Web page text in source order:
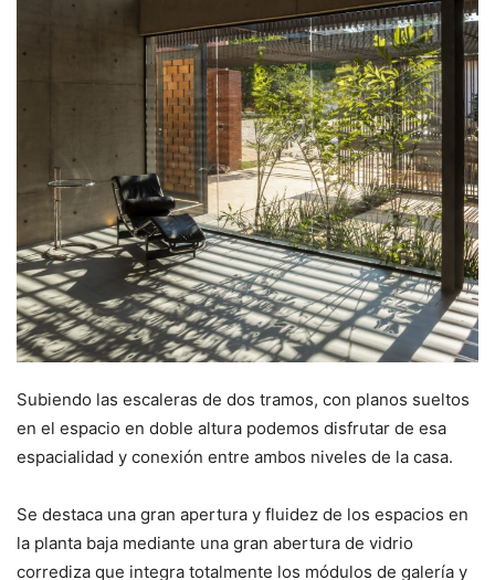
Subiendo las escaleras de dos tramos, con planos sueltos
en el espacio en doble altura podemos disfrutar de esa
espacialidad y conexión entre ambos niveles de la casa.
Se destaca una gran apertura y fluidez de los espacios en
la planta baja mediante una gran abertura de vidrio
corrediza que integra totalmente los módulos de galería y